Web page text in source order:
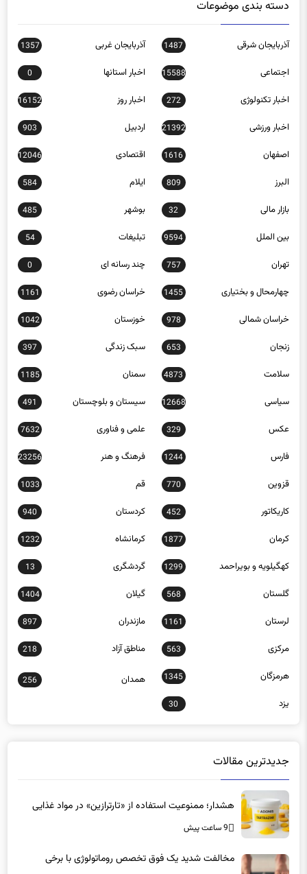
آذربایجان شرقی
اجتماعی 15588 اخبار استانها 0
اخبار تکنولوژی 272 اخبار روز 16152
اخبار ورزشی 21392 اردبیل 903
اصفهان 1616 اقتصادی 12046
البرز 809
584
بازار مالی 32 بوشهر 485
بین الملل 9594 تبلیغات 54
تهران 757 چند رسانه ای 0
چهارمحال و بختیاری 1455 خراسان رضوی 1161
خراسان شمالی 978 خوزستان 1042
زنجان 653 سبک زندگی 397
سلامت 4873 سمنان 1185
سیاسی 12668 سیستان و بلوچستان 491
عکس 329 علمی و فناوری 7632
فارس 1244 فرهنگ و هنر 23256
قزوین 770 قم 1033
کاریکاتور 452 کردستان 940
کرمان 1877 کرمانشاه 1232
کهگیلویه و بویراحمد 1299 گردشگری 13
گلستان 568 گیلان 1404
لرستان 1161 مازندران 897
مرکزی 563 مناطق آزاد 218
هرمزگان 1345
256
یزد 30
هشدار؛ ممنوعیت استفاده از «تارترازین» در مواد غذایی
9 ساعت پیش
داروهای چاقی